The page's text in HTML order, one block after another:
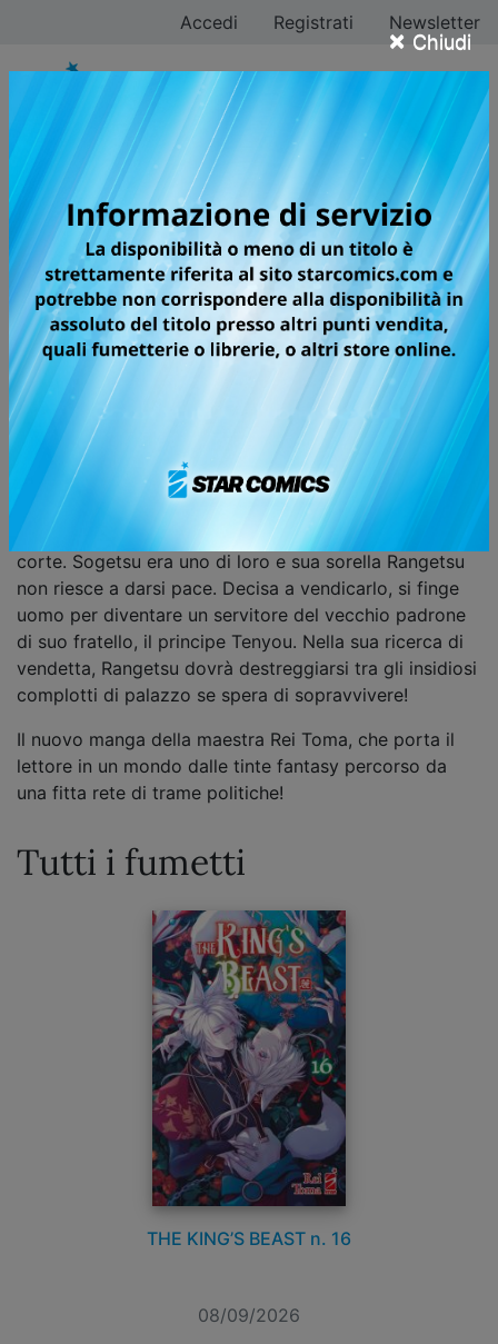
× Chiudi
Accedi Registrati Newsletter
THE KING’S BEAST
L’ATTESO RITORNO DI UNA
MAESTRA DELLO SHOJO FANTASY!
PERFETTO PER I FAN DI YONA LA
PRINCIPESSA SCARLATTA!
Gli “ajin”, una rara specie di creature metà umani e
metà bestie, vivono ridotti in schiavitù dagli esseri
umani: i maschi sono impiegati nell’esercito e le
femmine costrette a prostituirsi. Quegli ajin che
manifestano abilità speciali vengono invece inviati al
palazzo reale come servitori e guardie dei nobili,
cadendo spesso vittima di macchinazioni e intrighi di
corte. Sogetsu era uno di loro e sua sorella Rangetsu
non riesce a darsi pace. Decisa a vendicarlo, si finge
uomo per diventare un servitore del vecchio padrone
di suo fratello, il principe Tenyou. Nella sua ricerca di
vendetta, Rangetsu dovrà destreggiarsi tra gli insidiosi
complotti di palazzo se spera di sopravvivere!
Il nuovo manga della maestra Rei Toma, che porta il
lettore in un mondo dalle tinte fantasy percorso da
una fitta rete di trame politiche!
Tutti i fumetti
THE KING’S BEAST n. 16
08/09/2026